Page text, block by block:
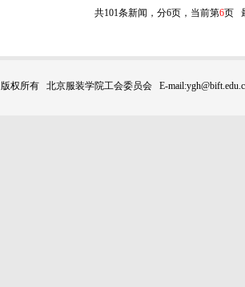
共101条新闻，分6页，当前第6页
版权所有 北京服装学院工会委员会 E-